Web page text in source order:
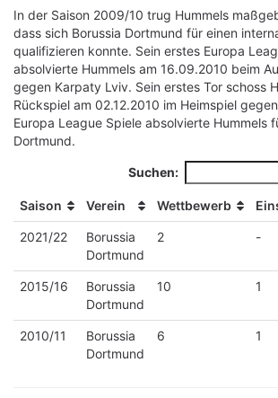
In der Saison 2009/10 trug Hummels
dass sich Borussia Dortmund für einen
qualifizieren konnte. Sein erstes Europa
absolvierte Hummels am 16.09.2010 beim
gegen Karpaty Lviv. Sein erstes Tor schoss
Rückspiel am 02.12.2010 im Heimspiel
Europa League Spiele absolvierte Hummels
Dortmund.
Suchen:
Saison Verein Wettbewerb
Saison
Verein Wettbewerb
2021/22
Borussia
Dortmund
2 -
2015/16
Borussia
Dortmund
10 1
2010/11
Borussia
Dortmund
6 1